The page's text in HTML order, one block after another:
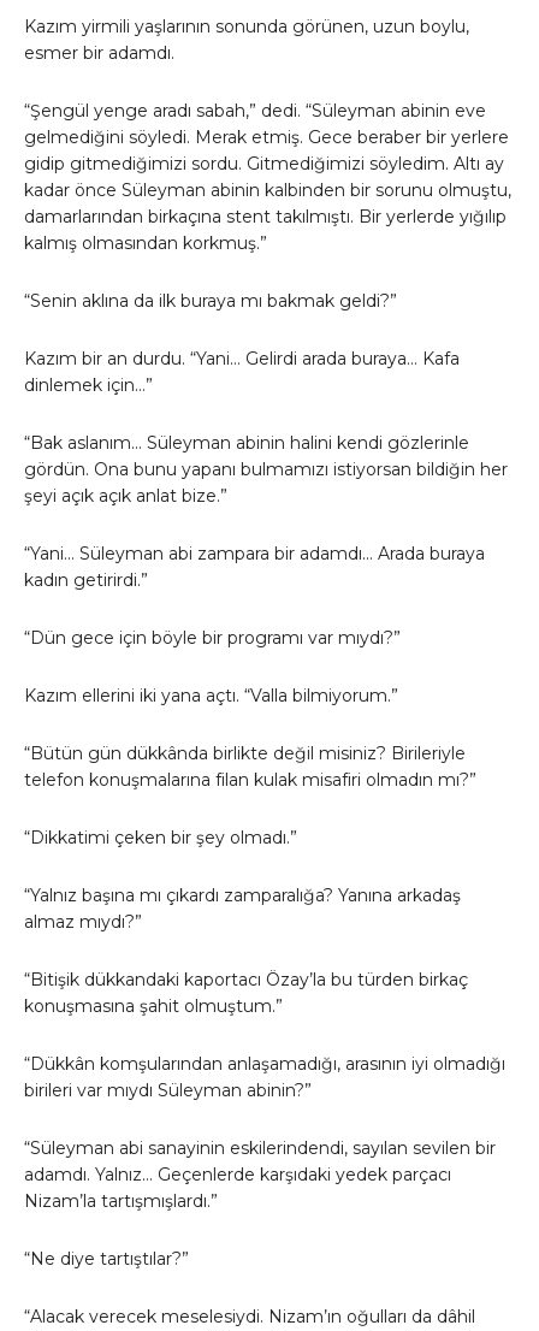
Kazım yirmili yaşlarının sonunda görünen, uzun boylu,
esmer bir adamdı.
“Şengül yenge aradı sabah,” dedi. “Süleyman abinin eve
gelmediğini söyledi. Merak etmiş. Gece beraber bir yerlere
gidip gitmediğimizi sordu. Gitmediğimizi söyledim. Altı ay
kadar önce Süleyman abinin kalbinden bir sorunu olmuştu,
damarlarından birkaçına stent takılmıştı. Bir yerlerde yığılıp
kalmış olmasından korkmuş.”
“Senin aklına da ilk buraya mı bakmak geldi?”
Kazım bir an durdu. “Yani… Gelirdi arada buraya… Kafa
dinlemek için…”
“Bak aslanım… Süleyman abinin halini kendi gözlerinle
gördün. Ona bunu yapanı bulmamızı istiyorsan bildiğin her
şeyi açık açık anlat bize.”
“Yani… Süleyman abi zampara bir adamdı… Arada buraya
kadın getirirdi.”
“Dün gece için böyle bir programı var mıydı?”
Kazım ellerini iki yana açtı. “Valla bilmiyorum.”
“Bütün gün dükkânda birlikte değil misiniz? Birileriyle
telefon konuşmalarına filan kulak misafiri olmadın mı?”
“Dikkatimi çeken bir şey olmadı.”
“Yalnız başına mı çıkardı zamparalığa? Yanına arkadaş
almaz mıydı?”
“Bitişik dükkandaki kaportacı Özay’la bu türden birkaç
konuşmasına şahit olmuştum.”
“Dükkân komşularından anlaşamadığı, arasının iyi olmadığı
birileri var mıydı Süleyman abinin?”
“Süleyman abi sanayinin eskilerindendi, sayılan sevilen bir
adamdı. Yalnız… Geçenlerde karşıdaki yedek parçacı
Nizam’la tartışmışlardı.”
“Ne diye tartıştılar?”
“Alacak verecek meselesiydi. Nizam’ın oğulları da dâhil